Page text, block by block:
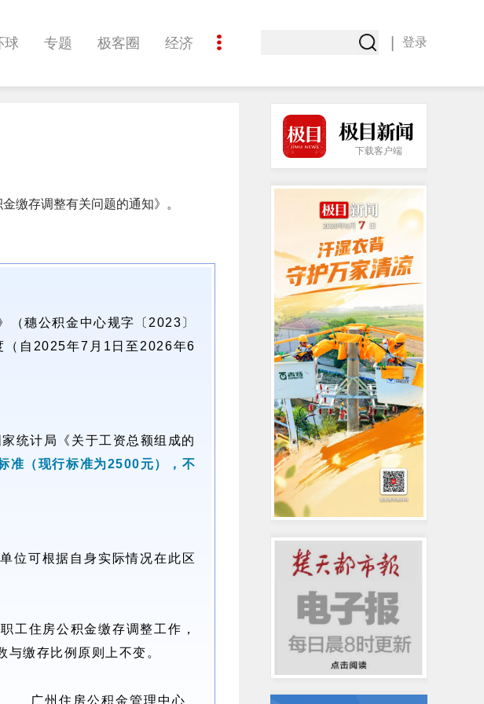
球 专题 极客圈 经济 登录
缴存调整有关问题的通知》。
（穗公积金中心规字〔2023〕
（自2025年7月1日至2026年6
统计局《关于工资总额组成的
准（现行标准为2500元），不
单位可根据自身实际情况在此区
工住房公积金缴存调整工作，
缴存比例原则上不变。
广州住房公积金管理中心
下载客户端